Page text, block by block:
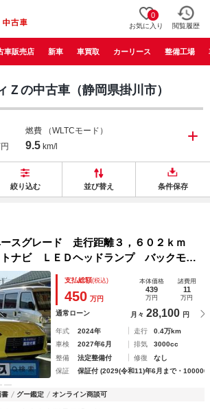
0
お気に入り 閲覧履歴
車販売店 新車 車買取 カーリース 整備工場
Ｚの中古車（静岡県掛川市）
燃費 （WLTCモード）
9.5 km/l
絞り込む 並び替え 条件保存
スグレード 走行距離３，６０２ｋｍ
ナビ ＬＥＤヘッドランプ バックモニ
本革巻ステアリング パドルシフト ３
ミペダル エマージェンシーブレーキ
支払総額(税込)
450 万円
本体価格
439
万円
諸費用
11
万円
通常ローン 月々 28,100 円
年式 2024年 走行
0.4万km
車検
2027年6月 排気
3000cc
整備
法定整備付 修復
なし
保証
保証付 (2029(令和11)年6月まで・
書 グー鑑定 オンライン商談可